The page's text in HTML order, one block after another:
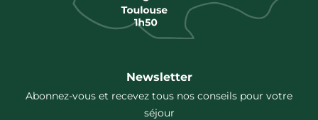
Newsletter
Abonnez-vous et recevez tous nos conseils pour votre
séjour